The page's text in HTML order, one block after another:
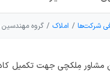
شرکت‌ها املاک گروه
مشاور مِلکچی جهت تکمیل کادر